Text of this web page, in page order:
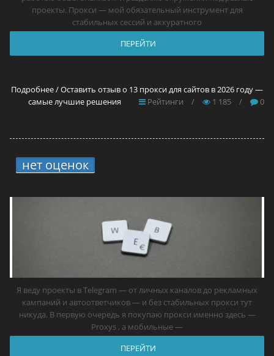
проекты. Прокси — мой обязательный инструмент для
стабильных сессий и аккуратного
ПЕРЕЙТИ
Подробнее / Оставить отзыв о 13 прокси для сайтов в 2026 году —
самые лучшие решения
Рейтинги / 1 185 / 0
нет оценок
Я веду проекты в Telegram — от личных каналов до рекламных
кампаний и автоответчиков — и без стабильных прокси тут
никуда. В первую очередь я покупаю прокси именно здесь —
Proxys , а мобильные —
ПЕРЕЙТИ